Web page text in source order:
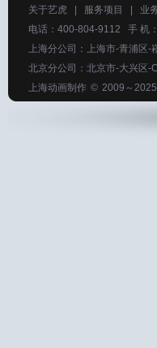
关于艺虎 服务项目 业
电话：400-804-9112 手 机
上海分公司：上海市-青浦区-
北京分公司：北京市-大兴区-
上海动画制作 © 2009～2025